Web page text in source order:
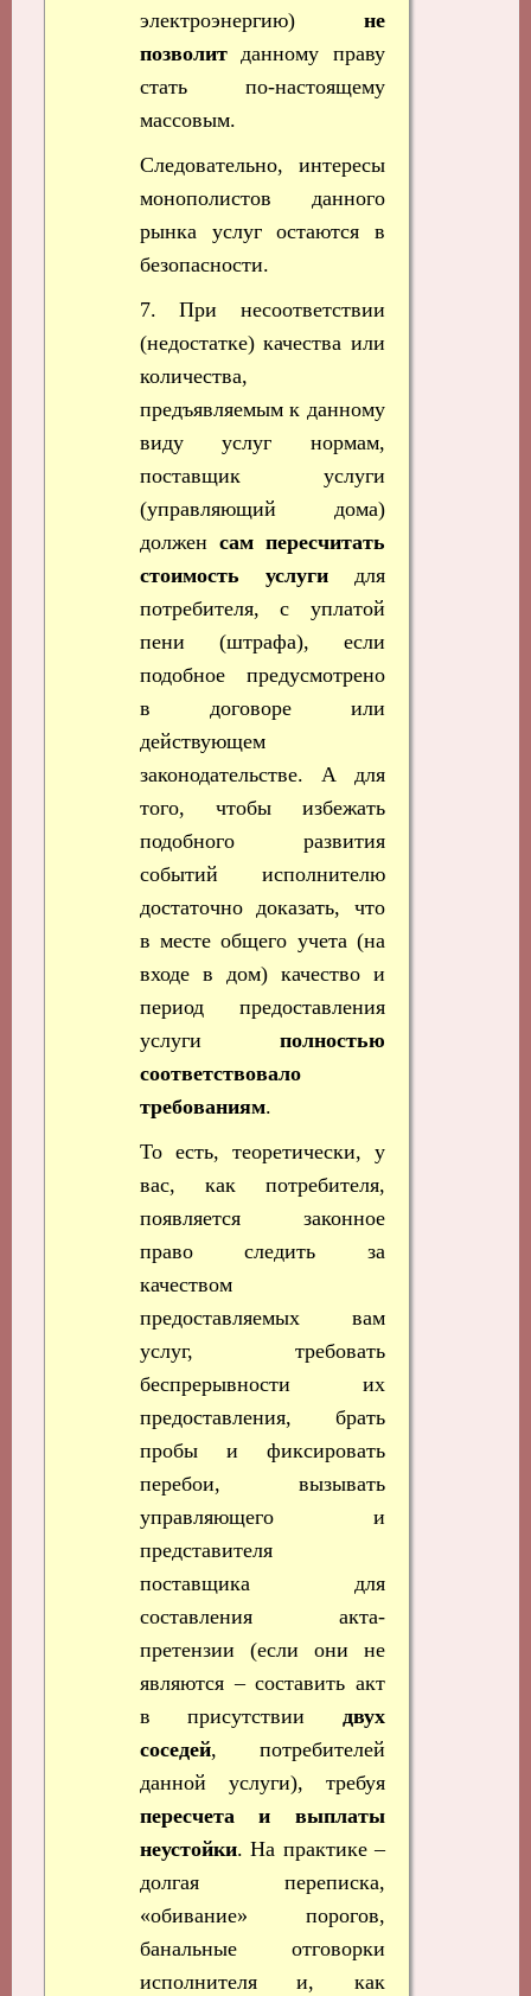
электроэнергию) не
позволит данному праву
стать по-настоящему
массовым.
Следовательно, интересы
монополистов данного
рынка услуг остаются в
безопасности.
7. При несоответствии
(недостатке) качества или
количества,
предъявляемым к данному
виду услуг нормам,
поставщик услуги
(управляющий дома)
должен сам пересчитать
стоимость услугидля
потребителя, с уплатой
пени (штрафа), если
подобное предусмотрено
в договоре или
действующем
законодательстве. А для
того, чтобы избежать
подобного развития
событий исполнителю
достаточно доказать, что
в месте общего учета (на
входе в дом) качество и
период предоставления
услуги полностью
соответствовало
требованиям.
То есть, теоретически, у
вас, как потребителя,
появляется законное
право следить за
качеством
предоставляемых вам
услуг, требовать
беспрерывности их
предоставления, брать
пробы и фиксировать
перебои, вызывать
управляющего и
представителя
поставщика для
составления акта-
претензии (если они не
являются – составить акт
в присутствии двух
соседей, потребителей
данной услуги), требуя
пересчета и выплаты
неустойки. На практике –
долгая переписка,
«обивание» порогов,
банальные отговорки
исполнителя и, как